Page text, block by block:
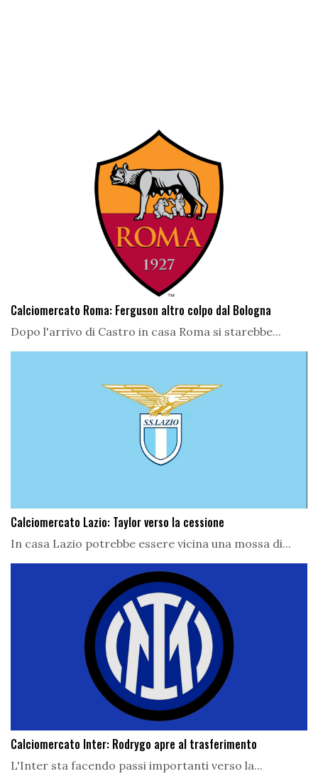
Calciomercato Roma: Ferguson altro colpo dal Bologna
Dopo l'arrivo di Castro in casa Roma si starebbe...
Calciomercato Lazio: Taylor verso la cessione
In casa Lazio potrebbe essere vicina una mossa di...
Calciomercato Inter: Rodrygo apre al trasferimento
L'Inter sta facendo passi importanti verso la...